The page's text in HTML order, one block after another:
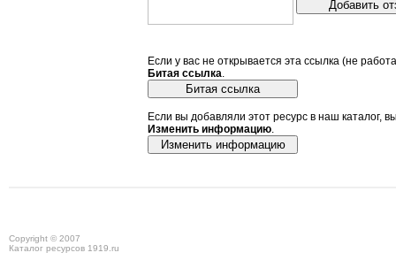
Если у вас не открывается эта ссылка (не
Битая ссылка.
Если вы добавляли этот ресурс в наш каталог,
Изменить информацию.
Copyright © 2007
Каталог ресурсов 1919.ru